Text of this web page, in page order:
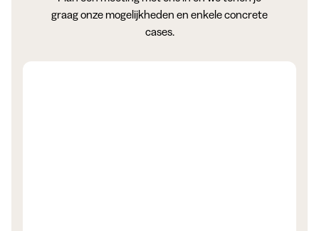
graag onze mogelijkheden en enkele concrete
cases.